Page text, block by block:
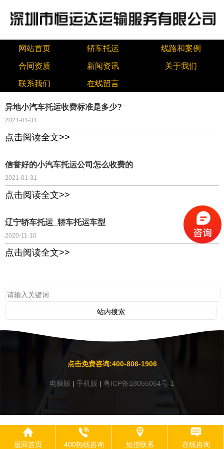
网站首页 轿车托运 线路和案例
合同资质 新闻资讯 关于我们
联系我们 在线留言
异地小汽车托运收费标准是多少?
2021-01-31
点击阅读全文>>
信誉好的小汽车托运公司怎么收费的
2021-01-31
点击阅读全文>>
辽宁轿车托运_轿车托运车型
2020-11-10
点击阅读全文>>
点击免费咨询:400-806-1906
电脑版 | 手机版 | 粤ICP备18055064号-1
返回首页 400热线咨询 短信联系 在线咨询